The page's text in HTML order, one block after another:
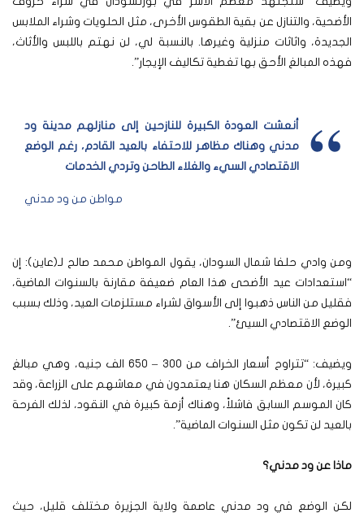
الأضحية، والتنازل عن بقية الطقوس الأخرى، مثل الحلويات وشراء الملابس
الجديدة، واثاثات منزلية وغيرها. بالنسبة لي، لن نهتم باللبس والأثاث،
فهذه المبالغ الأحق بها تغطية تكاليف الإيجار”.
أنعشت العودة الكبيرة للنازحين إلى منازلهم مدينة ود
مدني وهناك مظاهر للاحتفاء بالعيد القادم، رغم الوضع
الاقتصادي السيء والغلاء الطاحن وتردي الخدمات
مواطن من ود مدني
ومن وادي حلفا شمال السودان، يقول المواطن محمد صالح لـ(عاين): إن
“استعدادات عيد الأضحى هذا العام ضعيفة مقارنة بالسنوات الماضية،
فقليل من الناس ذهبوا إلى الأسواق لشراء مستلزمات العيد، وذلك بسبب
الوضع الاقتصادي السيئ”.
ويضيف: “تتراوح أسعار الخراف من 300 – 650 الف جنيه، وهي مبالغ
كبيرة، لأن معظم السكان هنا يعتمدون في معاشهم على الزراعة، وقد
كان الموسم السابق فاشلاً، وهناك أزمة كبيرة في النقود، لذلك الفرحة
بالعيد لن تكون مثل السنوات الماضية”.
ماذا عن ود مدني؟
لكن الوضع في ود مدني عاصمة ولاية الجزيرة مختلف قليل، حيث